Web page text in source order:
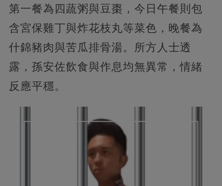
第一餐為四蔬粥與豆棗，今日午餐則包
含宮保雞丁與炸花枝丸等菜色，晚餐為
什錦豬肉與苦瓜排骨湯。所方人士透
露，孫安佐飲食與作息均無異常，情緒
反應平穩。